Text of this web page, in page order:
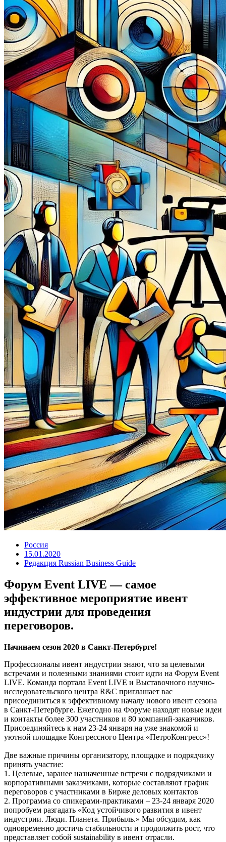
Россия
15.01.2020
Редакция Russian Business Guide
Форум Event LIVE — самое
эффективное мероприятие ивент
индустрии для проведения
переговоров.
Начинаем сезон 2020 в Санкт-Петербурге!
Профессионалы ивент индустрии знают, что за целевыми
встречами и полезными знаниями стоит идти на Форум Event
LIVE. Команда портала Event LIVE и Выставочного научно-
исследовательского центра R&C приглашает вас
присоединиться к эффективному началу нового ивент сезона
в Санкт-Петербурге. Ежегодно на Форуме находят новые идеи
и контакты более 300 участников и 80 компаний-заказчиков.
Присоединяйтесь к нам 23-24 января на уже знакомой и
уютной площадке Конгрессного Центра «ПетроКонгресс»!
Две важные причины организатору, площадке и подрядчику
принять участие:
1. Целевые, заранее назначенные встречи с подрядчиками и
корпоративными заказчиками, которые составляют график
переговоров с участниками в Бирже деловых контактов
2. Программа со спикерами-практиками – 23-24 января 2020
попробуем разгадать «Код устойчивого развития в ивент
индустрии. Люди. Планета. Прибыль.» Мы обсудим, как
одновременно достичь стабильности и продолжить рост, что
представляет собой sustainability в ивент отрасли.